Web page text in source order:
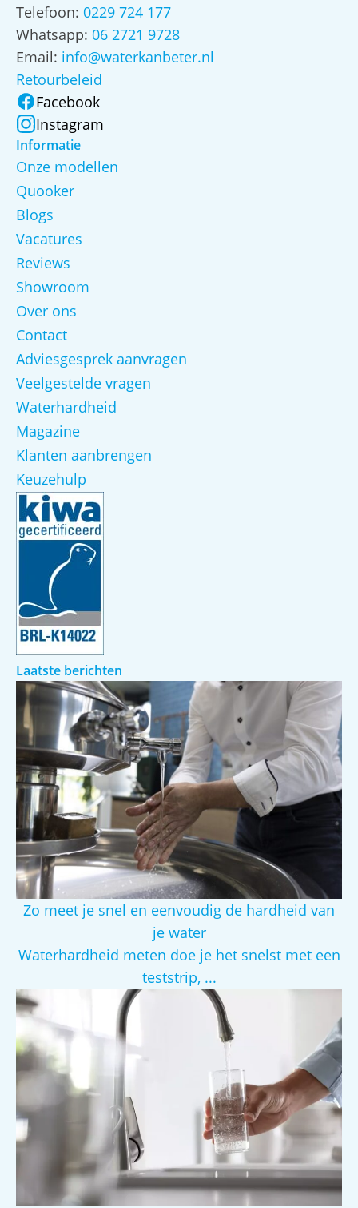
Telefoon: 0229 724 177
Whatsapp: 06 2721 9728
Email: info@waterkanbeter.nl
Retourbeleid
Facebook
Instagram
Informatie
Onze modellen
Quooker
Blogs
Vacatures
Reviews
Showroom
Over ons
Contact
Adviesgesprek aanvragen
Veelgestelde vragen
Waterhardheid
Magazine
Klanten aanbrengen
Keuzehulp
Laatste berichten
Zo meet je snel en eenvoudig de hardheid van
je water
Waterhardheid meten doe je het snelst met een
teststrip, ...